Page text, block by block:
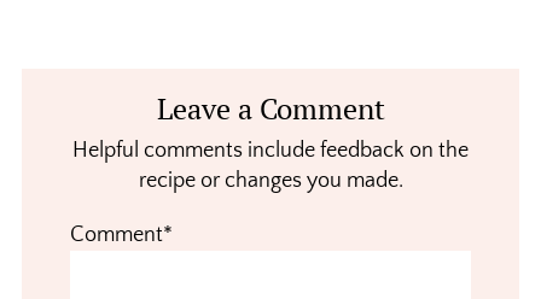
InteractionsLeave a Comment
Helpful comments include feedback on the
recipe or changes you made.
Comment*